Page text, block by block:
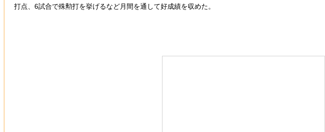
打点、6試合で殊勲打を挙げるなど月間を通して好成績を収めた。